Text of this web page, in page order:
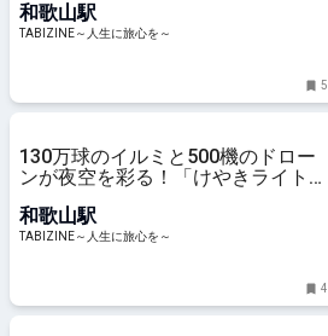
バターサンド専門店101 | TABIZINE
～人生に旅心を～
和歌山駅
TABIZINE～人生に旅心を～
5
130万球のイルミと500機のドロー
ンが夜空を彩る！「けやきライトパ
2025」開催｜和歌山 | TABIZINE～
人生に旅心を～
和歌山駅
TABIZINE～人生に旅心を～
4